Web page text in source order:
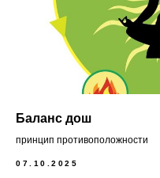
Баланс дош
принцип противоположности
07.10.2025